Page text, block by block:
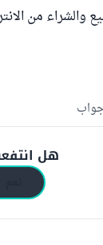
والشراء من
هل